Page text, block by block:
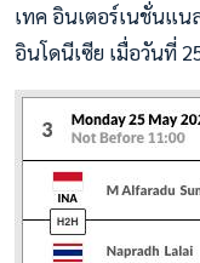
เทค อินเตอร์เนชั่นแ
อินโดนีเซีย เมื่อวันที่